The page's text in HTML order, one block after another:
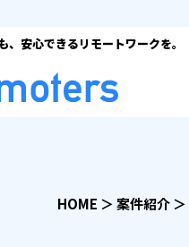
、安心できるリモートワークを。
HOME ＞案件紹介＞